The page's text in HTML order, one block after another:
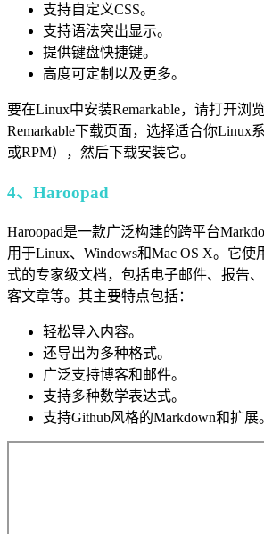
支持自定义CSS。
支持语法突出显示。
提供键盘快捷键。
高度可定制以及更多。
要在Linux中安装Remarkable，请打开浏
Remarkable下载页面，选择适合你Linux
或RPM），然后下载安装它。
4、Haroopad
Haroopad是一款广泛构建的跨平台
用于Linux、Windows和Mac OS X。它
式的专家级文档，包括电子邮件、报告
客文章等。其主要特点包括：
轻松导入内容。
还导出为多种格式。
广泛支持博客和邮件。
支持多种数学表达式。
支持Github风格的Markdown和扩展